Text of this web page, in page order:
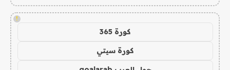
!
كورة 365
كورة سيتي